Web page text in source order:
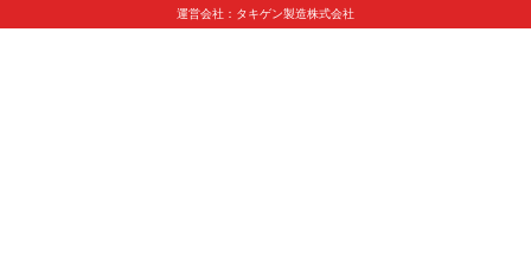
運営会社：タキゲン製造株式会社